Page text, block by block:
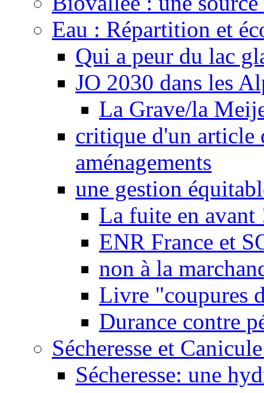
Eau : Répartition et
Qui a peur du lac
JO 2030 dans les
La Grave/la
critique d'un article
aménagements
une gestion
La fuite en avant
ENR France et
non à la
Livre "coupures
Durance contre
Sécheresse et
Sécheresse: une